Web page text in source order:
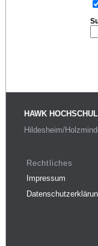
HAWK
Hildesheim/
Rechtliches
Impressum